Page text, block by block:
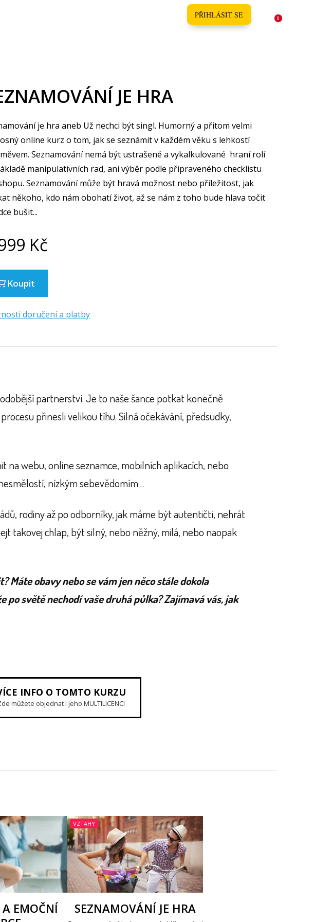
PŘIHLÁSIT SE 0
JE HRA
je hra aneb Už nechci být singl. Humorný a přitom velmi
online kurz o tom, jak se seznámit v každém věku s lehkostí
Seznamování nemá být ustrašené a vykalkulované hraní rolí
manipulativních rad, ani výběr podle připraveného checklistu
Seznamování může být hravá možnost nebo příležitost, jak
někoho, kdo nám obohatí život, až se nám z toho bude hlava točit
bušit...
Kč
Koupit
doručení a platby
partnerství. Je to naše šance potkat konečně
přinesli velikou tíhu. Silná očekávání, předsudky,
na webu, online seznamce, mobilních aplikacích, nebo
nízkým sebevědomím…
rodiny až po odborníky, jak máme být autentičtí, nehrát
takovej chlap, být silný, nebo něžný, milá, nebo naopak
Máte obavy nebo se vám jen něco stále dokola
po světě nechodí vaše druhá půlka? Zajímavá vás, jak
INFO O TOMTO KURZU
můžete objednat i jeho MULTILICENCI
EMOČNÍ
VZTAHY
SEZNAMOVÁNÍ JE HRA